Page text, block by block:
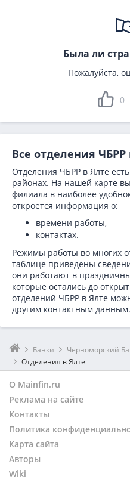
Была ли
Пожалуйста,
0
Все отделения
Отделения ЧБРР в Ялте
районах. На нашей карте
филиала в наиболее
откроется информация о:
времени работы,
контактах.
Режимы работы во многих
таблице приведены
они работают в
которые остались до
отделений ЧБРР в Ялте
другим контактным данным.
Банки
Черноморский
Отделения в Ялте
О Mainfin.ru
Реклама на сайте
Контакты
Политика
Карта сайта
Авторы
Wiki